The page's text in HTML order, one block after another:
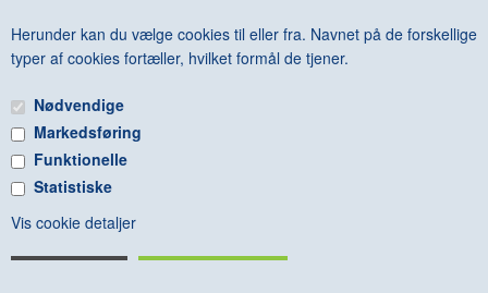
Herunder kan du vælge cookies til eller fra. Navnet på de forskellige
typer af cookies fortæller, hvilket formål de tjener.
Nødvendige
Markedsføring
Funktionelle
Statistiske
Vis cookie detaljer